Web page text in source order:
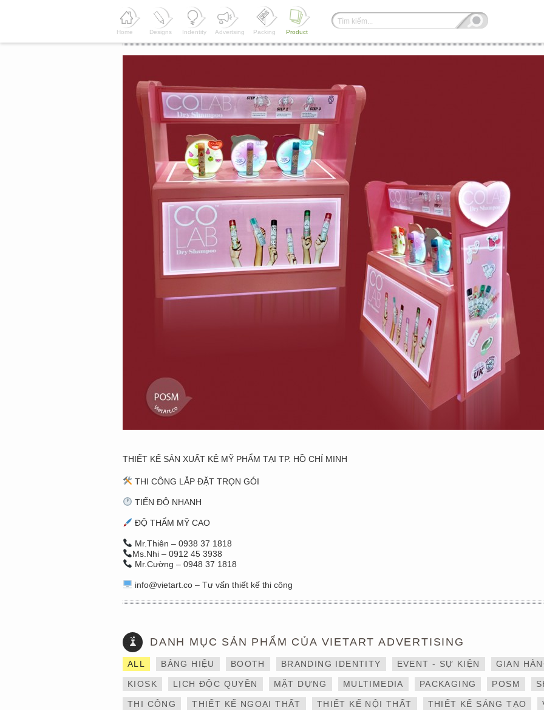
Home Designs Indentity Advertsing Packing Product
THIẾT KẾ SẢN XUẤT KỆ MỸ PHẨM TẠI TP. HỒ CHÍ MINH
THI CÔNG LẮP ĐẶT TRỌN GÓI
TIẾN ĐỘ NHANH
ĐỘ THẨM MỸ CAO
Mr.Thiên – 0938 37 1818
Ms.Nhi – 0912 45 3938
Mr.Cường – 0948 37 1818
info@vietart.co – Tư vấn thiết kế thi công
DANH MỤC SẢN PHẨM CỦA VIETART ADVERTISING
ALL BẢNG HIỆU BOOTH BRANDING IDENTITY EVENT - SỰ KIỆN GIAN
KIOSK LỊCH ĐỘC QUYỀN MẶT DỰNG MULTIMEDIA PACKAGING POSM
THI CÔNG THIẾT KẾ NGOẠI THẤT THIẾT KẾ NỘI THẤT THIẾT KẾ SÁNG TẠO
THIẾT KẾ VÀ THI CÔNG
GIAN HÀNG 6×9 TẠI
TRIỂN LÃM IBTE 2024 –
TỐI ƯU KHÔNG GIAN,
GIA TĂNG GIÁ TRỊ
THIẾT KẾ VÀ THI CÔNG
GIAN HÀNG 6×9 TẠI
TRIỂN LÃM IBTE 2024 –
GIAN HÀNG BAZUUYU
DỊCH VỤ THIẾT KẾ VÀ
THI CÔNG GIAN HÀNG
TRIỂN LÃM NGÀNH
LOGISTICS CÔNG TY
ALS